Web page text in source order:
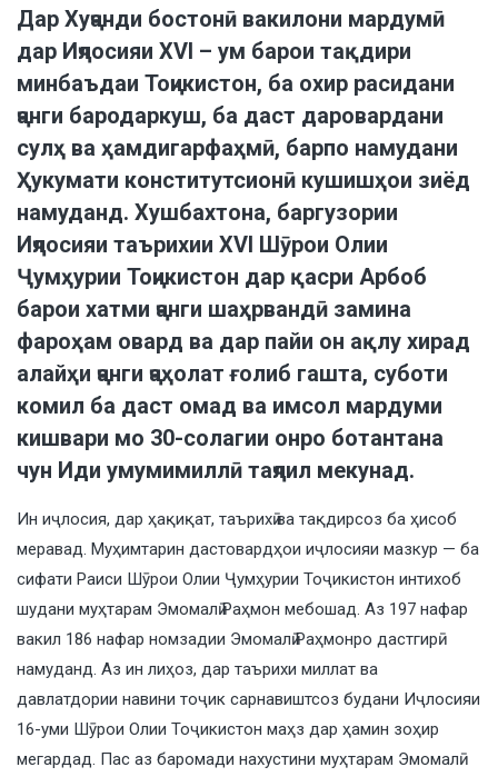
Дар Хуҷанди бостонӣ вакилони мардумӣ
дар Иҷлосияи XVI – ум барои тақдири
минбаъдаи Тоҷикистон, ба охир расидани
ҷанги бародаркуш, ба даст даровардани
сулҳ ва ҳамдигарфаҳмӣ, барпо намудани
Ҳукумати конститутсионӣ кушишҳои зиёд
намуданд. Хушбахтона, баргузории
Иҷлосияи таърихии XVI Шӯрои Олии
Ҷумҳурии Тоҷикистон дар қасри Арбоб
барои хатми ҷанги шаҳрвандӣ замина
фароҳам овард ва дар пайи он ақлу хирад
алайҳи ҷанги ҷаҳолат ғолиб гашта, суботи
комил ба даст омад ва имсол мардуми
кишвари мо 30-солагии онро ботантана
чун Иди умумимиллӣ таҷлил мекунад.
Ин иҷлосия, дар ҳақиқат, таърихӣ ва тақдирсоз ба ҳисоб
меравад. Муҳимтарин дастовардҳои иҷлосияи мазкур — ба
сифати Раиси Шӯрои Олии Ҷумҳурии Тоҷикистон интихоб
шудани муҳтарам Эмомалӣ Раҳмон мебошад. Аз 197 нафар
вакил 186 нафар номзадии Эмомалӣ Раҳмонро дастгирӣ
намуданд. Аз ин лиҳоз, дар таърихи миллат ва
давлатдории навини тоҷик сарнавиштсоз будани Иҷлосияи
16-уми Шӯрои Олии Тоҷикистон маҳз дар ҳамин зоҳир
мегардад. Пас аз баромади нахустини муҳтарам Эмомалӣ